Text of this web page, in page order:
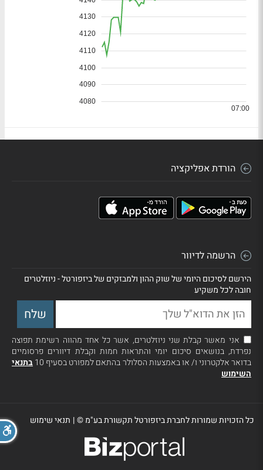
הורדת אפליקציה
הרשמה לדיוור
הירשם לסיכום היומי של שוק ההון ולמבזקים של ביזפורטל - ניוזלטרים
חובה לכל משקיע
אני מאשר קבלת שני ניוזלטרים, אשר כל אחד מהווה רשימת תפוצה
נפרדת, בנושאים סיכום יומי והתראות חמות וקבלת דיוורים פרסומיים
בדואר אלקטרוני ו/ או באמצעות הסלולר בהתאם למפורט בסעיף 10
בתנאי
השימוש
כל הזכויות שמורות לחברת ביזפורטל תקשורת בע"מ ©| תנאי שימוש